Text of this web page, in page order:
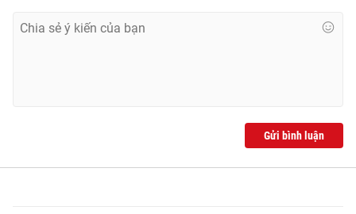
Gửi bình luận